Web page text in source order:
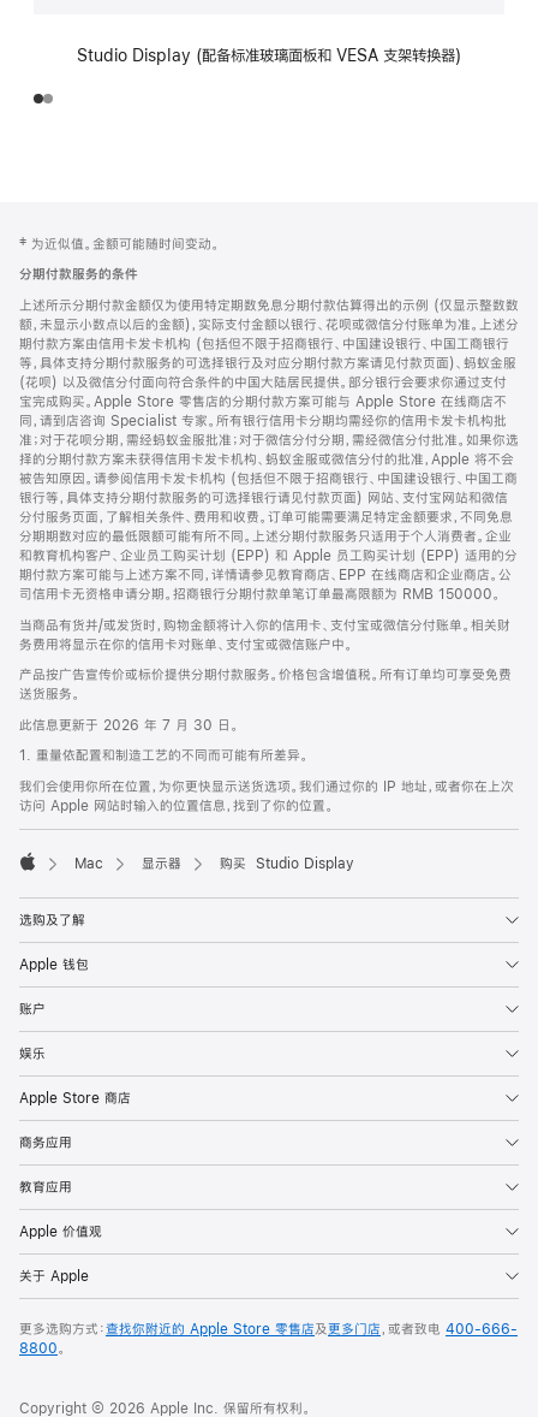
Studio Display (配备标准玻璃面板和 VESA 支架转换器)
页
页
脚
注
‡ 为近似值。金额可能随时间变动。
分期付款服务的条件
上述所示分期付款金额仅为使用特定期数免息分期付款估算得出的示例 (仅显示整数数
额，未显示小数点以后的金额)，实际支付金额以银行、花呗或微信分付账单为准。上述分
期付款方案由信用卡发卡机构 (包括但不限于招商银行、中国建设银行、中国工商银行
等，具体支持分期付款服务的可选择银行及对应分期付款方案请见付款页面)、蚂蚁金服
(花呗) 以及微信分付面向符合条件的中国大陆居民提供。部分银行会要求你通过支付
宝完成购买。Apple Store 零售店的分期付款方案可能与 Apple Store 在线商店不
同，请到店咨询 Specialist 专家。所有银行信用卡分期均需经你的信用卡发卡机构批
准；对于花呗分期，需经蚂蚁金服批准；对于微信分付分期，需经微信分付批准。如果你选
择的分期付款方案未获得信用卡发卡机构、蚂蚁金服或微信分付的批准，Apple 将不会
被告知原因。请参阅信用卡发卡机构 (包括但不限于招商银行、中国建设银行、中国工商
银行等，具体支持分期付款服务的可选择银行请见付款页面) 网站、支付宝网站和微信
分付服务页面，了解相关条件、费用和收费。订单可能需要满足特定金额要求，不同免息
分期期数对应的最低限额可能有所不同。上述分期付款服务只适用于个人消费者。企业
和教育机构客户、企业员工购买计划 (EPP) 和 Apple 员工购买计划 (EPP) 适用的分
期付款方案可能与上述方案不同，详情请参见教育商店、EPP 在线商店和企业商店。公
司信用卡无资格申请分期。招商银行分期付款单笔订单最高限额为 RMB 150000。
当商品有货并/或发货时，购物金额将计入你的信用卡、支付宝或微信分付账单。相关财
务费用将显示在你的信用卡对账单、支付宝或微信账户中。
产品按广告宣传价或标价提供分期付款服务。价格包含增值税。所有订单均可享受免费
送货服务。
此信息更新于 2026 年 7 月 30 日。
1. 重量依配置和制造工艺的不同而可能有所差异。
我们会使用你所在位置，为你更快显示送货选项。我们通过你的 IP 地址，或者你在上次
访问 Apple 网站时输入的位置信息，找到了你的位置。
Mac 显示器 购买 Studio Display
选购及了解
Apple 钱包
账户
娱乐
Apple Store 商店
商务应用
教育应用
Apple 价值观
关于 Apple
更多选购方式：查找你附近的 Apple Store 零售店及更多门店，或者致电 400-666-
8800。
Copyright © 2026 Apple Inc. 保留所有权利。